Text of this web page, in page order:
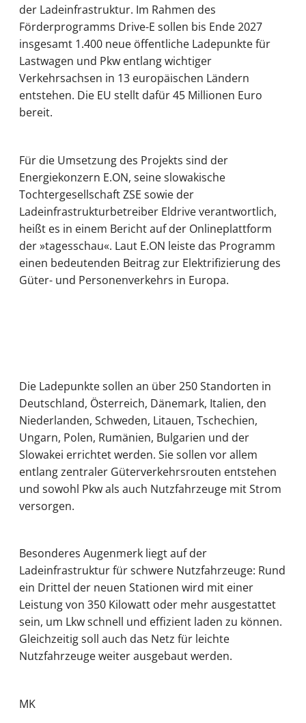
der Ladeinfrastruktur. Im Rahmen des
Förderprogramms Drive-E sollen bis Ende 2027
insgesamt 1.400 neue öffentliche Ladepunkte für
Lastwagen und Pkw entlang wichtiger
Verkehrsachsen in 13 europäischen Ländern
entstehen. Die EU stellt dafür 45 Millionen Euro
bereit.
Für die Umsetzung des Projekts sind der
Energiekonzern E.ON, seine slowakische
Tochtergesellschaft ZSE sowie der
Ladeinfrastrukturbetreiber Eldrive verantwortlich,
heißt es in einem Bericht auf der Onlineplattform
der »tagesschau«. Laut E.ON leiste das Programm
einen bedeutenden Beitrag zur Elektrifizierung des
Güter- und Personenverkehrs in Europa.
Die Ladepunkte sollen an über 250 Standorten in
Deutschland, Österreich, Dänemark, Italien, den
Niederlanden, Schweden, Litauen, Tschechien,
Ungarn, Polen, Rumänien, Bulgarien und der
Slowakei errichtet werden. Sie sollen vor allem
entlang zentraler Güterverkehrsrouten entstehen
und sowohl Pkw als auch Nutzfahrzeuge mit Strom
versorgen.
Besonderes Augenmerk liegt auf der
Ladeinfrastruktur für schwere Nutzfahrzeuge: Rund
ein Drittel der neuen Stationen wird mit einer
Leistung von 350 Kilowatt oder mehr ausgestattet
sein, um Lkw schnell und effizient laden zu können.
Gleichzeitig soll auch das Netz für leichte
Nutzfahrzeuge weiter ausgebaut werden.
MK